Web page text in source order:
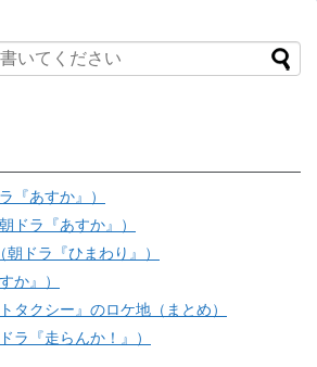
『あすか』）
ドラ『あすか』）
ドラ『ひまわり』）
か』）
タクシー』のロケ地（まとめ）
ラ『走らんか！』）